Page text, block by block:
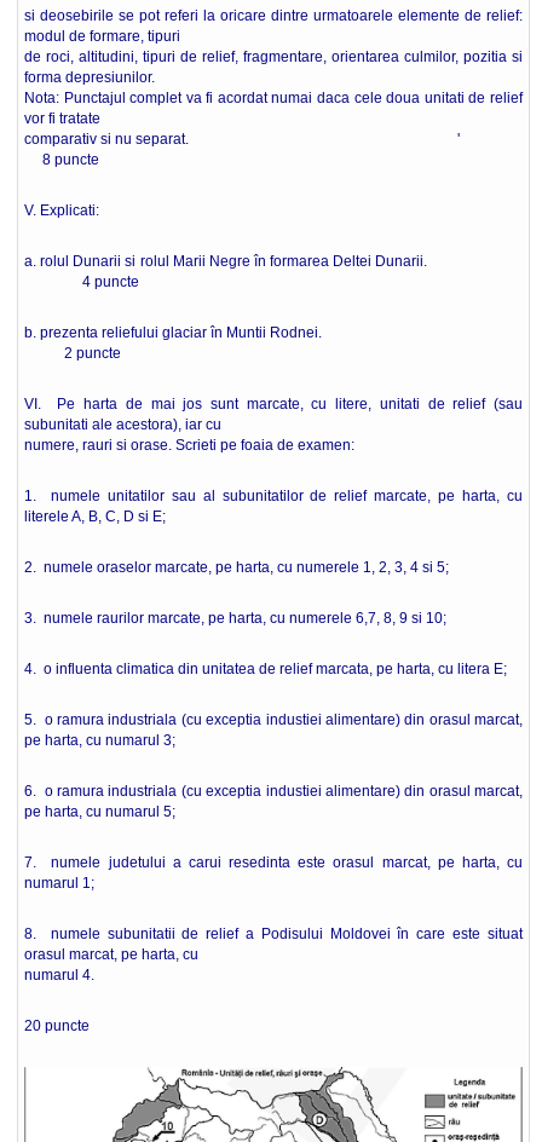
si deosebirile se pot referi la oricare dintre urmatoarele elemente de relief:
modul de formare, tipuri
de roci, altitudini, tipuri de relief, fragmentare, orientarea culmilor, pozitia si
forma depresiunilor.
Nota: Punctajul complet va fi acordat numai daca cele doua unitati de relief
vor fi tratate
comparativ si nu separat. '
8 puncte
V. Explicati:
a. rolul Dunarii si rolul Marii Negre în formarea Deltei Dunarii.
4 puncte
b. prezenta reliefului glaciar în Muntii Rodnei.
2 puncte
VI. Pe harta de mai jos sunt marcate, cu litere, unitati de relief (sau
subunitati ale acestora), iar cu
numere, rauri si orase. Scrieti pe foaia de examen:
1. numele unitatilor sau al subunitatilor de relief marcate, pe harta, cu
literele A, B, C, D si E;
2. numele oraselor marcate, pe harta, cu numerele 1, 2, 3, 4 si 5;
3. numele raurilor marcate, pe harta, cu numerele 6,7, 8, 9 si 10;
4. o influenta climatica din unitatea de relief marcata, pe harta, cu litera E;
5. o ramura industriala (cu exceptia industiei alimentare) din orasul marcat,
pe harta, cu numarul 3;
6. o ramura industriala (cu exceptia industiei alimentare) din orasul marcat,
pe harta, cu numarul 5;
7. numele judetului a carui resedinta este orasul marcat, pe harta, cu
numarul 1;
8. numele subunitatii de relief a Podisului Moldovei în care este situat
orasul marcat, pe harta, cu
numarul 4.
20 puncte